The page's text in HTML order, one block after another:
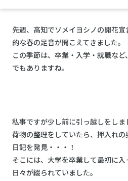
先週、高知でソメイヨシノの開花
的な春の足音が聞こえてきました。
この季節は、卒業・入学・就職な
でもありますね。
私事ですが少し前に引っ越しをしま
荷物の整理をしていたら、押入れ
日記を発見・・・！
そこには、大学を卒業して最初に
日々が綴られていました。